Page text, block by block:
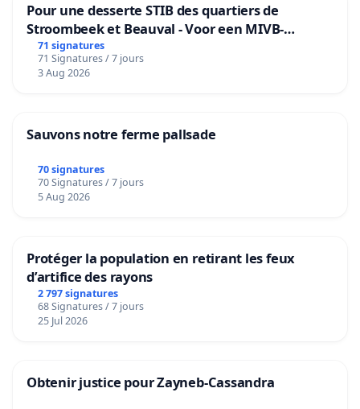
Pour une desserte STIB des quartiers de
Stroombeek et Beauval - Voor een MIVB-
bediening van de wijken Strombeek en Het
Voor
71 signatures
71 Signatures / 7 jours
3 Aug 2026
Sauvons notre ferme pallsade
70 signatures
70 Signatures / 7 jours
5 Aug 2026
Protéger la population en retirant les feux
d’artifice des rayons
2 797 signatures
68 Signatures / 7 jours
25 Jul 2026
Obtenir justice pour Zayneb-Cassandra